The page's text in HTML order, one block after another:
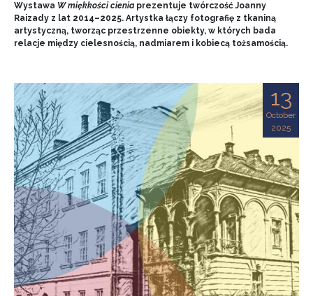
Wystawa W miękkości cieniaprezentuje twórczość Joanny
Raizady z lat 2014–2025. Artystka łączy fotografię z tkaniną
artystyczną, tworząc przestrzenne obiekty, w których bada
relacje między cielesnością, nadmiarem i kobiecą tożsamością.
13
October
2025